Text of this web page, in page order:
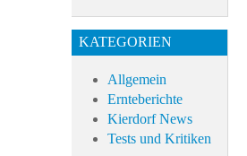
KATEGORIEN
Allgemein
Ernteberichte
Kierdorf News
Tests und Kritiken